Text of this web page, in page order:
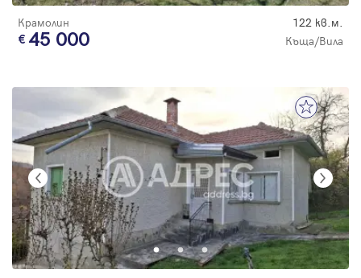
Крамолин 122 кв.м.
45 000 Къща/Вила